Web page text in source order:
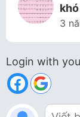
3
Login with